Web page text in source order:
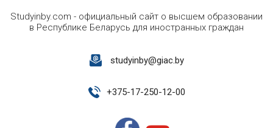
Studyinby.com - официальный сайт о высшем образовании
в Республике Беларусь для иностранных граждан
studyinby@giac.by
+375-17-250-12-00